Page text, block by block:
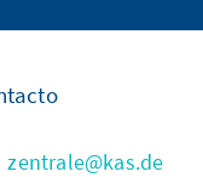
zentrale@kas.de